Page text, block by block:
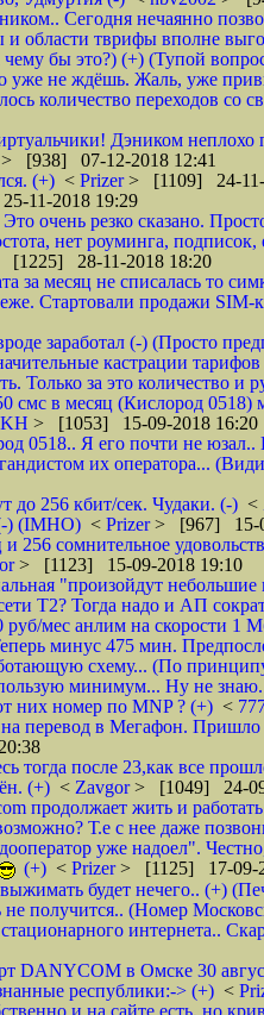
Сегодня нечаянно
и области тврифы вполне
бы это?) (+) (Тупой
уже не ждёшь. Жаль, уже
количество переходов
Дэником
> [938] 07-12-2018 12:41
(+) < Prizer> [1109] 24-11-
11-2018 19:29
очень резко сказано.
нет роуминга,
[1225] 28-11-2018 18:20
за месяц не списалась то
Стартовали продажи SIM-
заработал (-) (Просто
кастрации
Только за это количество и
в месяц (Кислород 0518)
> [1053] 15-09-2018 16:20
0518.. Я его почти не
их оператора...
до 256 кбит/сек. Чудаки. (-) <
) (IMHO) < Prizer> [967] 15-
и 256 сомнительное
> [1123] 15-09-2018 19:10
"произойдут небольшие
Т2? Тогда надо и АП
мес анлим на скорости 1
минус 475 мин.
схему... (По
минимум... Ну не
них номер по MNP ? (+) <
перевод в Мегафон.
тогда после 23,как все
(+) < Zavgor> [1049] 24-
продолжает жить и
Т.е с нее даже
уже надоел".
(+) < Prizer> [1125] 17-09-
будет нечего.. (+)
не получится.. (Номер
интернета..
DANYCOM в Омске 30
республики:-> (+) <
и на сайте есть, но